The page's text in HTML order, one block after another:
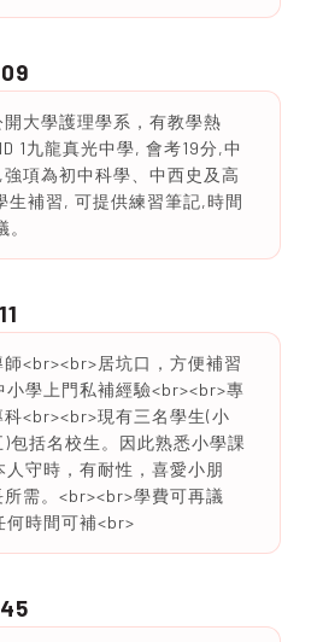
大學護理學系，有教學熱
1九龍真光中學, 會考19分,中
項為初中科學、中西史及高
生補習, 可提供練習筆記,時間
<br><br>居坑口，方便補習
小學上門私補經驗<br><br>專
<br><br>現有三名學生(小
包括名校生。因此熟悉小學課
人守時，有耐性，喜愛小朋
需。<br><br>學費可再議
何時間可補<br>